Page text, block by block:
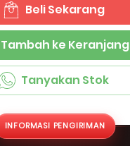
` Beli Sekarang
Tambah ke Keranjang
` Tanyakan Stok
INFORMASI PENGIRIMAN